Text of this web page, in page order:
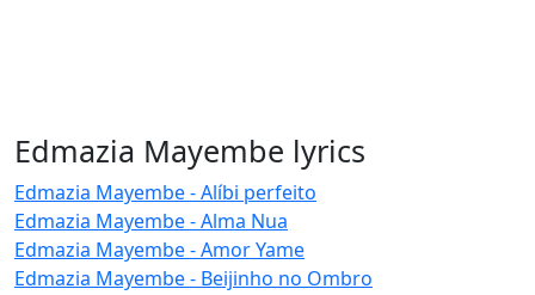
Edmazia Mayembe lyrics
Edmazia Mayembe - Alíbi perfeito
Edmazia Mayembe - Alma Nua
Edmazia Mayembe - Amor Yame
Edmazia Mayembe - Beijinho no Ombro